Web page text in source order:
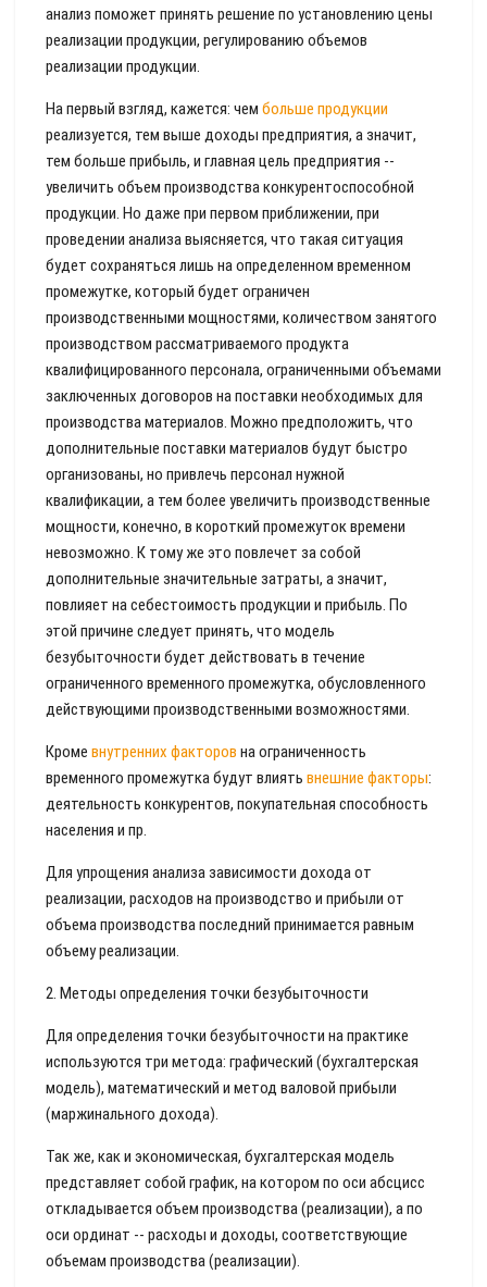
анализ поможет принять решение по установлению цены
реализации продукции, регулированию объемов
реализации продукции.
На первый взгляд, кажется: чем больше продукции
реализуется, тем выше доходы предприятия, а значит,
тем больше прибыль, и главная цель предприятия --
увеличить объем производства конкурентоспособной
продукции. Но даже при первом приближении, при
проведении анализа выясняется, что такая ситуация
будет сохраняться лишь на определенном временном
промежутке, который будет ограничен
производственными мощностями, количеством занятого
производством рассматриваемого продукта
квалифицированного персонала, ограниченными объемами
заключенных договоров на поставки необходимых для
производства материалов. Можно предположить, что
дополнительные поставки материалов будут быстро
организованы, но привлечь персонал нужной
квалификации, а тем более увеличить производственные
мощности, конечно, в короткий промежуток времени
невозможно. К тому же это повлечет за собой
дополнительные значительные затраты, а значит,
повлияет на себестоимость продукции и прибыль. По
этой причине следует принять, что модель
безубыточности будет действовать в течение
ограниченного временного промежутка, обусловленного
действующими производственными возможностями.
Кроме внутренних факторов на ограниченность
временного промежутка будут влиять внешние факторы:
деятельность конкурентов, покупательная способность
населения и пр.
Для упрощения анализа зависимости дохода от
реализации, расходов на производство и прибыли от
объема производства последний принимается равным
объему реализации.
2. Методы определения точки безубыточности
Для определения точки безубыточности на практике
используются три метода: графический (бухгалтерская
модель), математический и метод валовой прибыли
(маржинального дохода).
Так же, как и экономическая, бухгалтерская модель
представляет собой график, на котором по оси абсцисс
откладывается объем производства (реализации), а по
оси ординат -- расходы и доходы, соответствующие
объемам производства (реализации).